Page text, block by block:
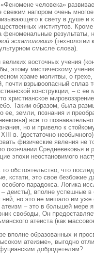
человека»
напором очень
к свету в душе и
институтов.
феноменальные
эсхатологии» (технологии
смысле слова).
восточных учения
этому мистическому
храме молитвы, о
взрывоопасный сплав
конструкции, – с
христианское
Таким образом, была
ее, земли, познания и
все то
но и привело к
в. (достаточно
физические явления
окончании Средневековья
эпохи неостановимого
обстоятельство, что
кстати, это свое безбожие
парадокса. Логика
деисты), вполне успешные в
но это не мешало им уже
– это в большей мере
свободы, Он
атеиста (как
вполне образованных и
атеизме», выгодно
добродетелям?